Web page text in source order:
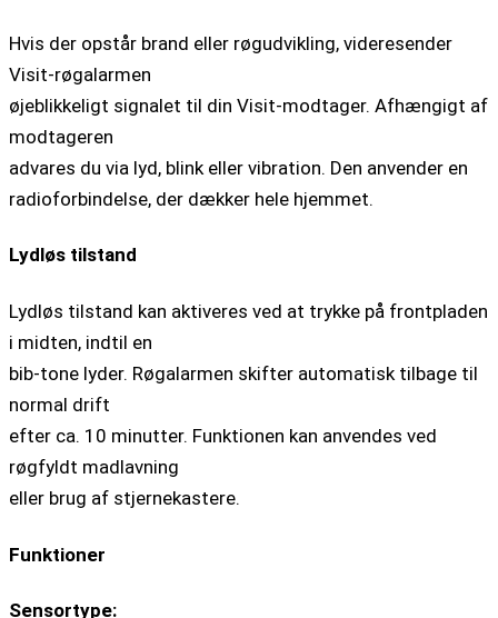
Hvis der opstår brand eller røgudvikling, videresender
Visit-røgalarmen
øjeblikkeligt signalet til din Visit-modtager. Afhængigt af
modtageren
advares du via lyd, blink eller vibration. Den anvender en
radioforbindelse, der dækker hele hjemmet.
Lydløs tilstand
Lydløs tilstand kan aktiveres ved at trykke på frontpladen
i midten, indtil en
bib-tone lyder. Røgalarmen skifter automatisk tilbage til
normal drift
efter ca. 10 minutter. Funktionen kan anvendes ved
røgfyldt madlavning
eller brug af stjernekastere.
Funktioner
Sensortype: